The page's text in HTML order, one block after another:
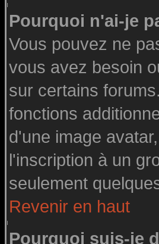
Pourquoi n'ai-je
Vous pouvez ne
vous avez besoin
sur certains
fonctions
d'une image
l'inscription à un
seulement
Revenir en haut
Pourquoi suis-je